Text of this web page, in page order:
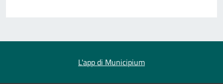
L'app di Municipium